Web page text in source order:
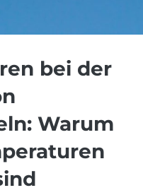
bei der
Warum